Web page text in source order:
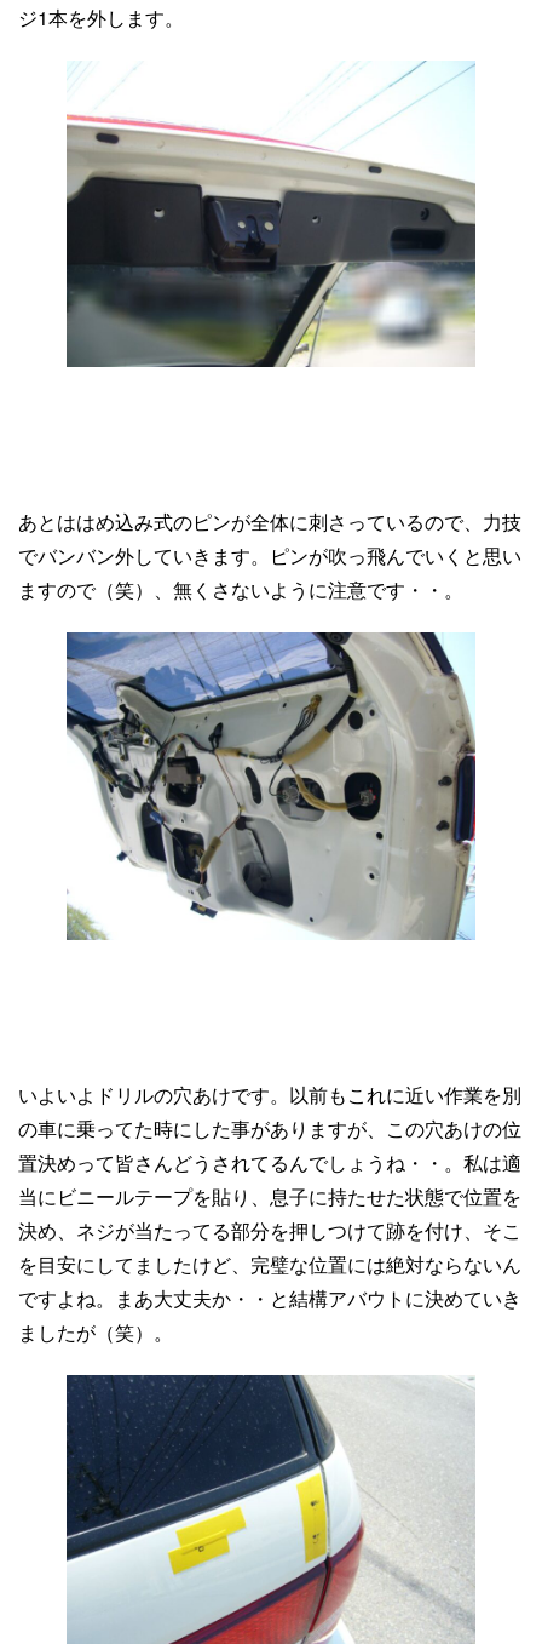
ジ1本を外します。
あとははめ込み式のピンが全体に刺さっているので、力技
でバンバン外していきます。ピンが吹っ飛んでいくと思い
ますので（笑）、無くさないように注意です・・。
いよいよドリルの穴あけです。以前もこれに近い作業を別
の車に乗ってた時にした事がありますが、この穴あけの位
置決めって皆さんどうされてるんでしょうね・・。私は適
当にビニールテープを貼り、息子に持たせた状態で位置を
決め、ネジが当たってる部分を押しつけて跡を付け、そこ
を目安にしてましたけど、完璧な位置には絶対ならないん
ですよね。まあ大丈夫か・・と結構アバウトに決めていき
ましたが（笑）。